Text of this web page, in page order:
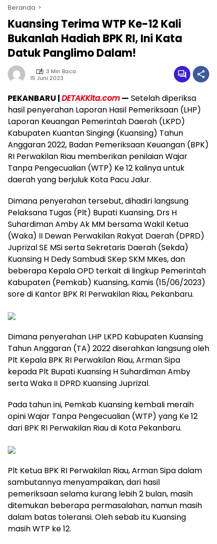
Beranda
Kuansing Terima WTP Ke-12 Kali
Bukanlah Hadiah BPK RI, Ini Kata
Datuk Panglimo Dalam!
3 Min Baca
15 Juni 2023
PEKANBARU |DETAKKita.com— Setelah diperiksa
hasil penyerahan Laporan Hasil Pemeriksaan (LHP)
Laporan Keuangan Pemerintah Daerah (LKPD)
Kabupaten Kuantan Singingi (Kuansing) Tahun
Anggaran 2022, Badan Pemeriksaan Keuangan (BPK)
RI Perwakilan Riau memberikan penilaian Wajar
Tanpa Pengecualian (WTP) Ke 12 kalinya untuk
daerah yang berjuluk Kota Pacu Jalur.
Dimana penyerahan tersebut, dihadiri langsung
Pelaksana Tugas (Plt) Bupati Kuansing, Drs H
Suhardiman Amby Ak MM bersama Wakil Ketua
(Waka) II Dewan Perwakilan Rakyat Daerah (DPRD)
Juprizal SE MSi serta Sekretaris Daerah (Sekda)
Kuansing H Dedy Sambudi SKep SKM MKes, dan
beberapa Kepala OPD terkait di lingkup Pemerintah
Kabupaten (Pemkab) Kuansing, Kamis (15/06/2023)
sore di Kantor BPK RI Perwakilan Riau, Pekanbaru.
Dimana penyerahan LHP LKPD Kabupaten Kuansing
Tahun Anggaran (TA) 2022 diserahkan langsung oleh
Plt Kepala BPK RI Perwakilan Riau, Arman Sipa
kepada Plt Bupati Kuansing H Suhardiman Amby
serta Waka II DPRD Kuansing Juprizal.
Pada tahun ini, Pemkab Kuansing kembali meraih
opini Wajar Tanpa Pengecualian (WTP) yang Ke 12
dari BPK RI Perwakilan Riau di Kota Pekanbaru.
Plt Ketua BPK RI Perwakilan Riau, Arman Sipa dalam
sambutannya menyampaikan, dari hasil
pemeriksaan selama kurang lebih 2 bulan, masih
ditemukan beberapa permasalahan, namun masih
dalam batas toleransi. Oleh sebab itu Kuansing
masih WTP ke 12.